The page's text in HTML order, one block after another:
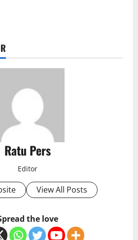
Ratu Pers
Editor
View All Posts
the love